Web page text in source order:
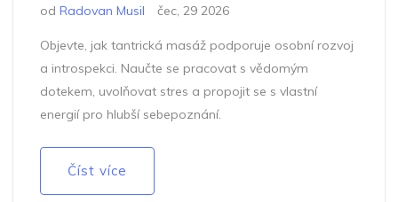
od Radovan Musil čec, 29 2026
Objevte, jak tantrická masáž podporuje osobní rozvoj
a introspekci. Naučte se pracovat s vědomým
dotekem, uvolňovat stres a propojit se s vlastní
energií pro hlubší sebepoznání.
Číst více